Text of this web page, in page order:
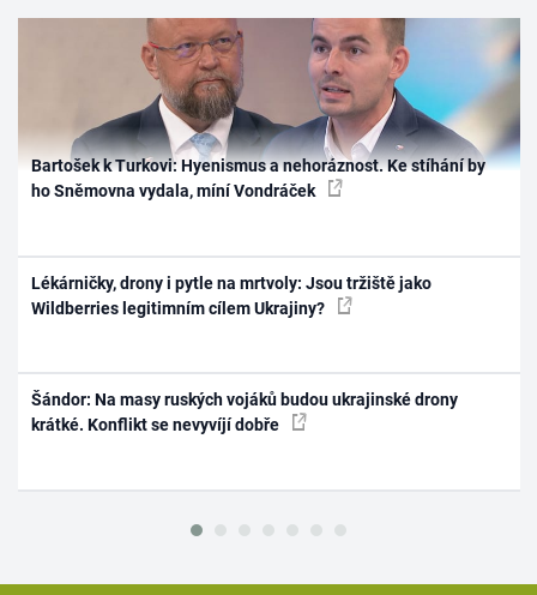
Bartošek k Turkovi: Hyenismus a nehoráznost. Ke stíhání by
ho Sněmovna vydala, míní Vondráček
Lékárničky, drony i pytle na mrtvoly: Jsou tržiště jako
Wildberries legitimním cílem Ukrajiny?
Šándor: Na masy ruských vojáků budou ukrajinské drony
krátké. Konflikt se nevyvíjí dobře